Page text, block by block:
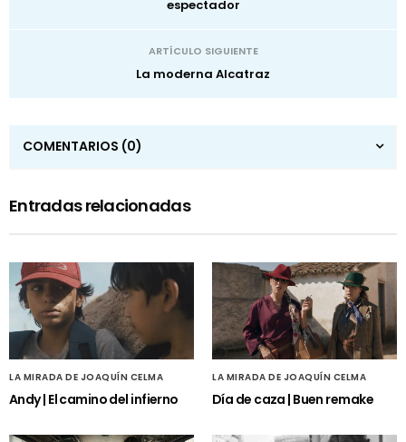
espectador
ARTÍCULO SIGUIENTE
La moderna Alcatraz
COMENTARIOS (0)
Entradas relacionadas
LA MIRADA DE JOAQUÍN CELMA
Andy | El camino del infierno
LA MIRADA DE JOAQUÍN CELMA
Día de caza | Buen remake